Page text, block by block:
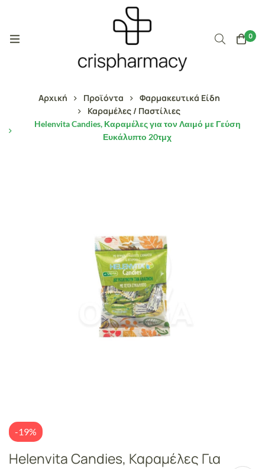
0
Αρχική Προϊόντα
Φαρμακευτικά Είδη
Καραμέλες / Παστίλιες
Helenvita Candies, Καραμέλες για τον Λαιμό με Γεύση
Ευκάλυπτο 20τμχ
-19%
Helenvita Candies, Καραμέλες Για